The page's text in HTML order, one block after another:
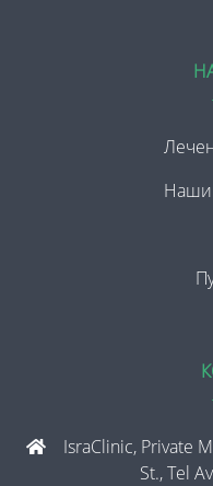
Наши
IsraClinic, Private
St., Tel